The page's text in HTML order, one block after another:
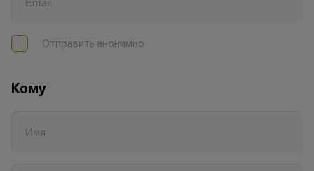
Отправить анонимно
Кому